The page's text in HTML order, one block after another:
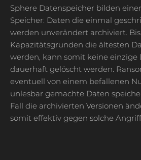
Sphere Datenspeicher bilden
Speicher: Daten die einmal
werden unverändert archiviert.
Kapazitätsgrunden die ältesten
werden, kann somit keine einzige
dauerhaft gelöscht werden.
eventuell von einem befallenen
unlesbar gemachte Daten
Fall die archivierten Versionen
somit effektiv gegen solche